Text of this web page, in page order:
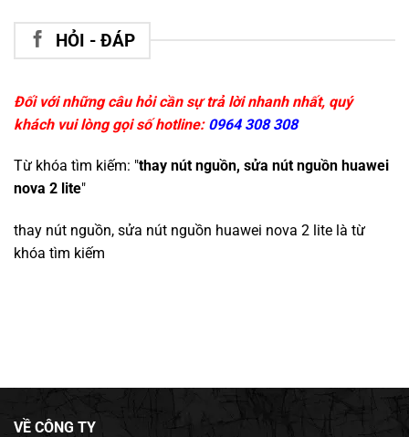
HỎI - ĐÁP
Đối với những câu hỏi cần sự trả lời nhanh nhất, quý
khách vui lòng gọi số hotline: 0964 308 308
Từ khóa tìm kiếm: "thay nút nguồn, sửa nút nguồn huawei
nova 2 lite"
thay nút nguồn, sửa nút nguồn huawei nova 2 lite là từ
khóa tìm kiếm
VỀ CÔNG TY